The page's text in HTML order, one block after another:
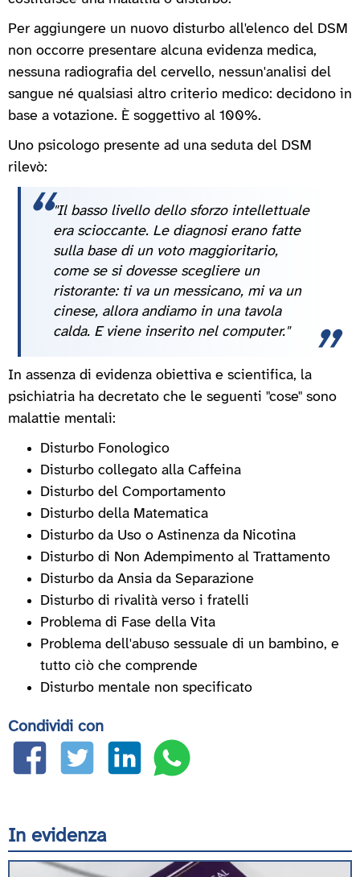
Per aggiungere un nuovo disturbo all'elenco del DSM
non occorre presentare alcuna evidenza medica,
nessuna radiografia del cervello, nessun'analisi del
sangue né qualsiasi altro criterio medico: decidono in
base a votazione. È soggettivo al 100%.
Uno psicologo presente ad una seduta del DSM
rilevò:
"Il basso livello dello sforzo intellettuale
era scioccante. Le diagnosi erano fatte
sulla base di un voto maggioritario,
come se si dovesse scegliere un
ristorante: ti va un messicano, mi va un
cinese, allora andiamo in una tavola
calda. E viene inserito nel computer."
In assenza di evidenza obiettiva e scientifica, la
psichiatria ha decretato che le seguenti "cose" sono
malattie mentali:
Disturbo Fonologico
Disturbo collegato alla Caffeina
Disturbo del Comportamento
Disturbo della Matematica
Disturbo da Uso o Astinenza da Nicotina
Disturbo di Non Adempimento al Trattamento
Disturbo da Ansia da Separazione
Disturbo di rivalità verso i fratelli
Problema di Fase della Vita
Problema dell'abuso sessuale di un bambino, e
tutto ciò che comprende
Disturbo mentale non specificato
Condividi con
In evidenza